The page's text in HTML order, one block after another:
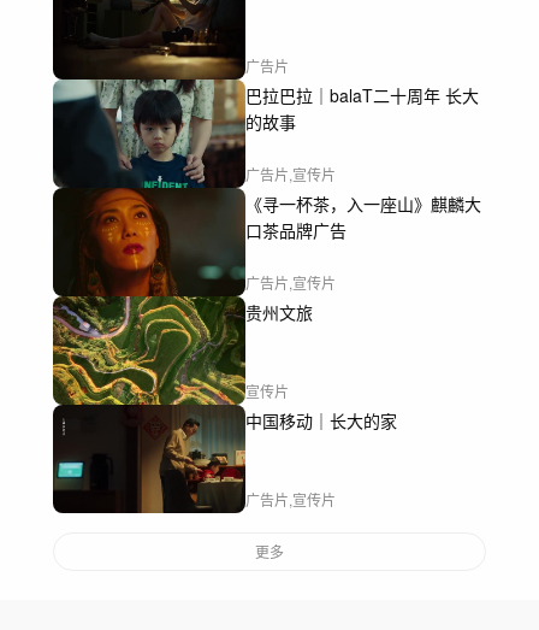
广告片
巴拉巴拉｜balaT二十周年 长大
的故事
广告片,宣传片
《寻一杯茶，入一座山》麒麟大
口茶品牌广告
广告片,宣传片
贵州文旅
宣传片
中国移动｜长大的家
广告片,宣传片
更多